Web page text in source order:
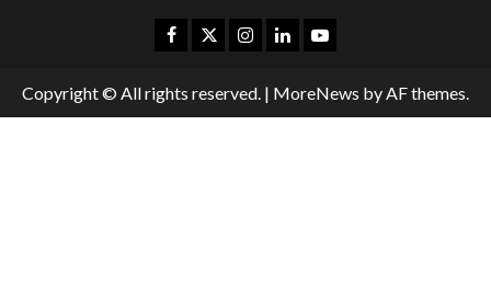
Copyright © All rights reserved. | MoreNews by AF themes.